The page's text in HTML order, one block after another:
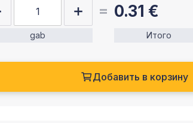
gab
0.31 €
Итого
Добавить в корзину